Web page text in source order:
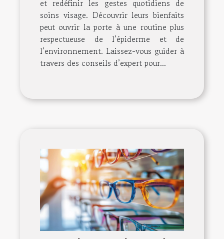
et redéfinir les gestes quotidiens de
soins visage. Découvrir leurs bienfaits
peut ouvrir la porte à une routine plus
respectueuse de l’épiderme et de
l’environnement. Laissez-vous guider à
travers des conseils d’expert pour...